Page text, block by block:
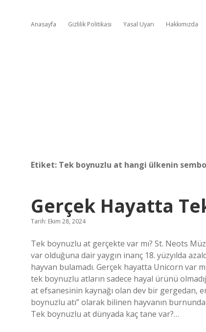
Anasayfa Gizlilik Politikası Yasal Uyarı Hakkımızda
Etiket: Tek boynuzlu at hangi ülkenin
Gerçek Hayatta
Tarih: Ekim 28, 2024
Tek boynuzlu at gerçekte var mı? St. Neots
var olduğuna dair yaygın inanç 18. yüzyılda
hayvan bulamadı. Gerçek hayatta Unicorn var
tek boynuzlu atların sadece hayal ürünü
at efsanesinin kaynağı olan dev bir gergedan,
boynuzlu atı” olarak bilinen hayvanın
Tek boynuzlu at dünyada kaç tane var?…